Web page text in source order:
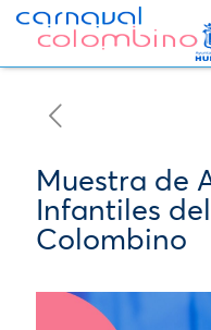
Muestra de
Infantiles
Colombino